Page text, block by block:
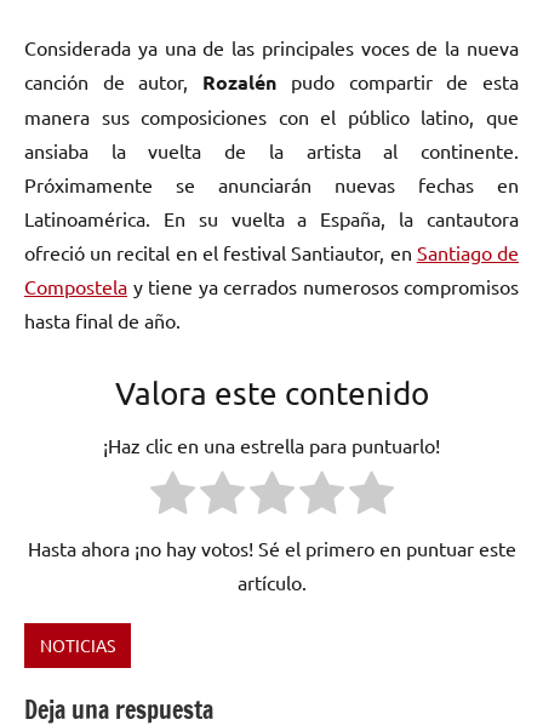
Considerada ya una de las principales voces de la nueva
canción de autor, Rozalén pudo compartir de esta
manera sus composiciones con el público latino, que
ansiaba la vuelta de la artista al continente.
Próximamente se anunciarán nuevas fechas en
Latinoamérica. En su vuelta a España, la cantautora
ofreció un recital en el festival Santiautor, en Santiago de
Compostela y tiene ya cerrados numerosos compromisos
hasta final de año.
Valora este contenido
¡Haz clic en una estrella para puntuarlo!
Hasta ahora ¡no hay votos! Sé el primero en puntuar este
artículo.
Etiquetado
2016,
NOTICIAS
Deja una respuesta